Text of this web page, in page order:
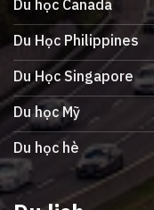
Du học Canada
Du Học Philippines
Du Học Singapore
Du học Mỹ
Du học hè